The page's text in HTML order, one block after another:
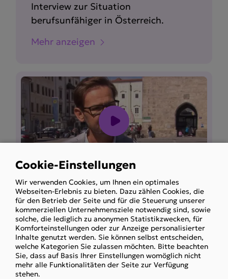
Interview zur Situation
berufsunfähiger in Österreich.
Mehr anzeigen
ORF Konkret: kein Rehageld trotz
psychischer Erkrankung
Obmann Holzinger im Interview
Mehr anzeigen
Use
of
personal
data
and
cookies
Cookie-Einstellungen
Wir verwenden Cookies, um Ihnen ein optimales
Webseiten-Erlebnis zu bieten. Dazu zählen Cookies, die
für den Betrieb der Seite und für die Steuerung unserer
kommerziellen Unternehmensziele notwendig sind, sowie
solche, die lediglich zu anonymen Statistikzwecken, für
Komforteinstellungen oder zur Anzeige personalisierter
Inhalte genutzt werden. Sie können selbst entscheiden,
welche Kategorien Sie zulassen möchten. Bitte beachten
Sie, dass auf Basis Ihrer Einstellungen womöglich nicht
mehr alle Funktionalitäten der Seite zur Verfügung
stehen.